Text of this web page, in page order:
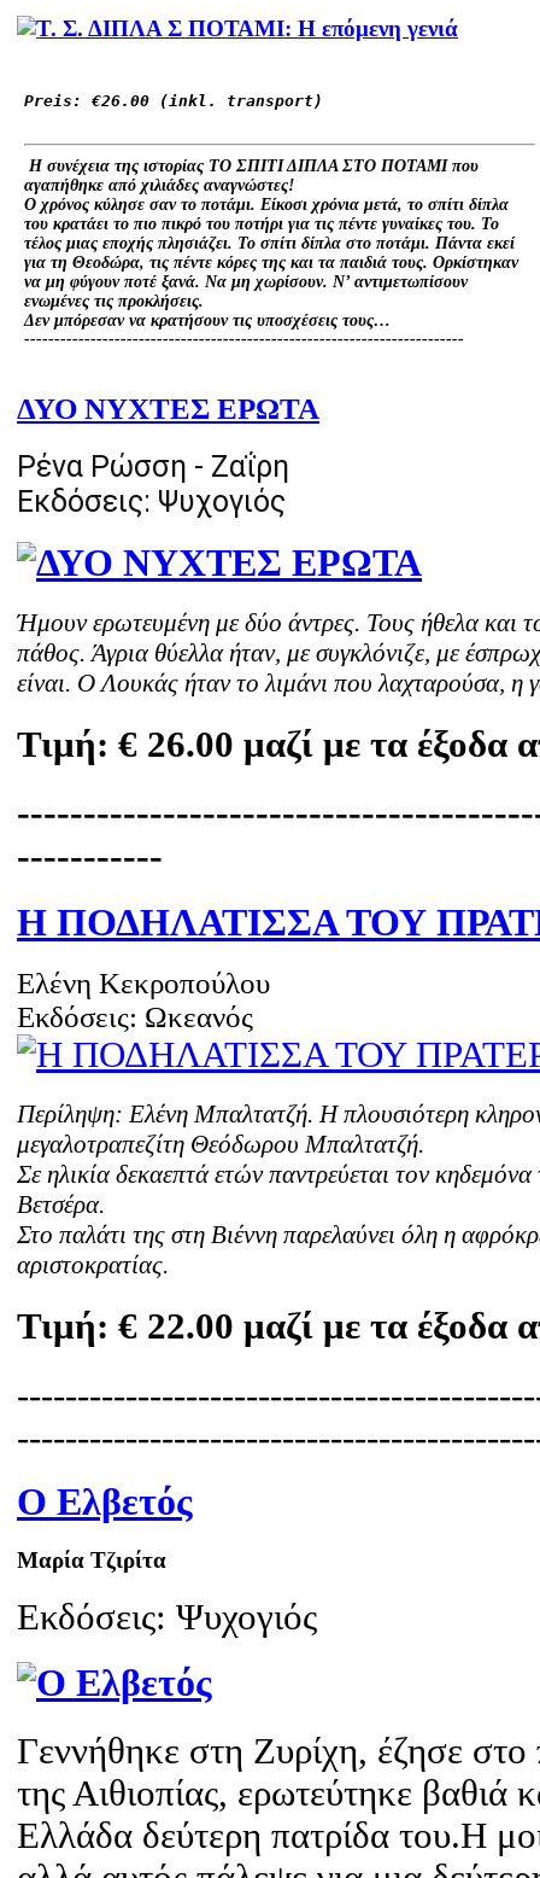
Preis: €26.00 (inkl. transport)
Η συνέχεια της ιστορίας ΤΟ ΣΠΙΤΙ ΔΙΠΛΑ ΣΤΟ ΠΟΤΑΜΙ που
αγαπήθηκε από χιλιάδες αναγνώστες!
Ο χρόνος κύλησε σαν το ποτάμι. Είκοσι χρόνια μετά, το σπίτι δίπλα
του κρατάει το πιο πικρό του ποτήρι για τις πέντε γυναίκες του. Το
τέλος μιας εποχής πλησιάζει. Το σπίτι δίπλα στο ποτάμι. Πάντα εκεί
για τη Θεοδώρα, τις πέντε κόρες της και τα παιδιά τους. Ορκίστηκαν
να μη φύγουν ποτέ ξανά. Να μη χωρίσουν. Ν’ αντιμετωπίσουν
ενωμένες τις προκλήσεις.
Δεν μπόρεσαν να κρατήσουν τις υποσχέσεις τους…
-------------------------------------------------------------------------
ΔΥΟ ΝΥΧΤΕΣ ΕΡΩΤΑ
Ρένα Ρώσση - Ζαΐρη
Εκδόσεις: Ψυχογιός
Ήμουν ερωτευμένη με δύο άντρες. Τους ήθελα και
πάθος. Άγρια θύελλα ήταν, με συγκλόνιζε, με
είναι. Ο Λουκάς ήταν το λιμάνι που λαχταρούσα, η
Τιμή: € 26.00 μαζί με τα έξοδα
-----------
Η ΠΟΔΗΛΑΤΙΣΣΑ ΤΟΥ
Ελένη Κεκροπούλου
Εκδόσεις: Ωκεανός
Περίληψη: Ελένη Μπαλτατζή. Η πλουσιότερη
μεγαλοτραπεζίτη Θεόδωρου Μπαλτατζή.
Σε ηλικία δεκαεπτά ετών παντρεύεται τον
Βετσέρα.
Στο παλάτι της στη Βιέννη παρελαύνει όλη η
αριστοκρατίας.
Τιμή: € 22.00 μαζί με τα έξοδα
Ο Ελβετός
Μαρία Τζιρίτα
Εκδόσεις: Ψυχογιός
Γεννήθηκε στη Ζυρίχη, έζησε
της Αιθιοπίας, ερωτεύτηκε βαθιά
Ελλάδα δεύτερη πατρίδα του.Η